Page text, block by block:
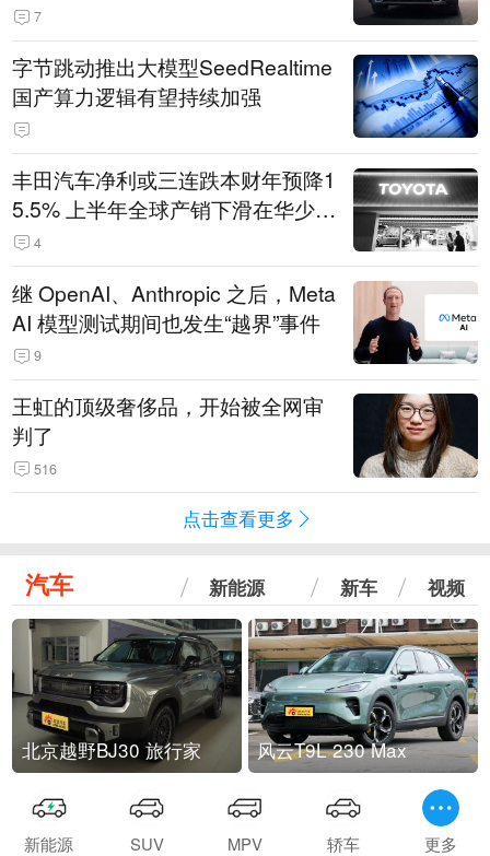
7
字节跳动推出大模型SeedRealtime
国产算力逻辑有望持续加强
丰田汽车净利或三连跌本财年预降1
5.5% 上半年全球产销下滑在华少卖
14.3万辆
4
继 OpenAI、Anthropic 之后，Meta
AI 模型测试期间也发生“越界”事件
9
王虹的顶级奢侈品，开始被全网审
判了
516
点击查看更多
汽车 新能源 新车 视频
北京越野BJ30 旅行家 风云T9L 230 Max
新能源 SUV MPV 轿车 更多